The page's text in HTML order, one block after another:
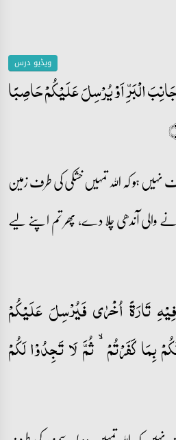
ویڈیو درس
الۡبَرِّ اَوۡ یُرۡسِلَ عَلَیۡکُمۡ حَاصِبًا
ہو کہ اللہ تمہیں خشکی کی طرف زمین
والی آندھی چلا دے، پھر تم اپنے لیے
تَارَۃً اُخۡرٰی فَیُرۡسِلَ عَلَیۡکُمۡ
بِمَا کَفَرۡتُمۡ ۙ ثُمَّ لَا تَجِدُوۡا لَکُمۡ